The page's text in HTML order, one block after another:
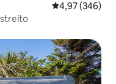
4,97 de uma
4,97 (346)